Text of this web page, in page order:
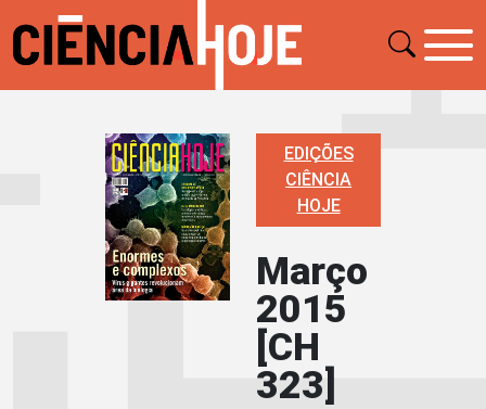
EDIÇÕES
CIÊNCIA
HOJE
Março
2015
[CH
323]